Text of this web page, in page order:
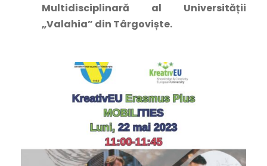
Multidisciplinară al Universității
„Valahia” din Târgoviște.